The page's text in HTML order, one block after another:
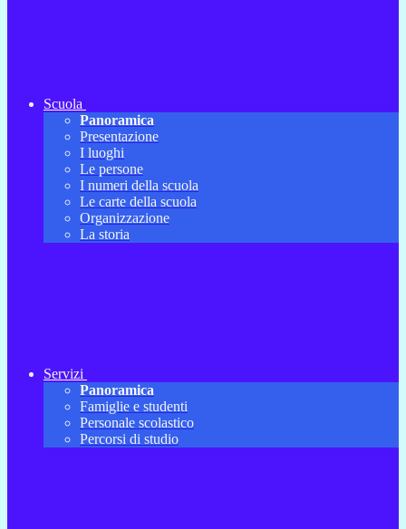
Scuola
Panoramica
Presentazione
I luoghi
Le persone
I numeri della scuola
Le carte della scuola
Organizzazione
La storia
Servizi
Panoramica
Famiglie e studenti
Personale scolastico
Percorsi di studio